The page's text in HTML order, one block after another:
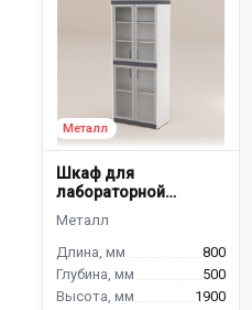
Шкаф для
лабораторной
800
500
1900